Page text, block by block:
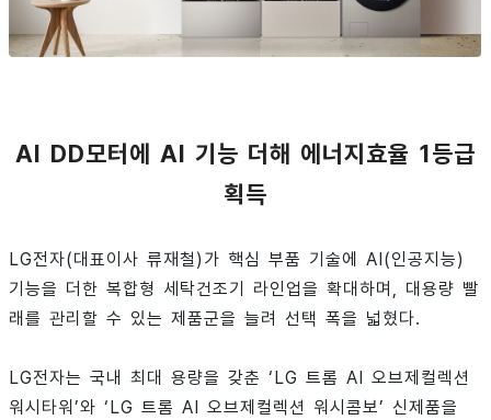
AI DD모터에 AI 기능 더해 에너지효율 1등급
획득
LG전자(대표이사 류재철)가 핵심 부품 기술에 AI(인공지능)
기능을 더한 복합형 세탁건조기 라인업을 확대하며, 대용량 빨
래를 관리할 수 있는 제품군을 늘려 선택 폭을 넓혔다.
LG전자는 국내 최대 용량을 갖춘 ‘LG 트롬 AI 오브제컬렉션
워시타워’와 ‘LG 트롬 AI 오브제컬렉션 워시콤보’ 신제품을